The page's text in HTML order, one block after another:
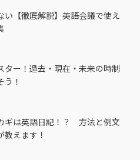
い【徹底解説】英語会議で使え
ター！過去・現在・未来の時制
う！
ギは英語日記！？ 方法と例文
教えます！